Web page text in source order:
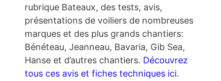
rubrique Bateaux, des tests, avis,
présentations de voiliers de nombreuses
marques et des plus grands chantiers:
Bénéteau, Jeanneau, Bavaria, Gib Sea,
Hanse et d’autres chantiers. Découvrez
tous ces avis et fiches techniques ici.